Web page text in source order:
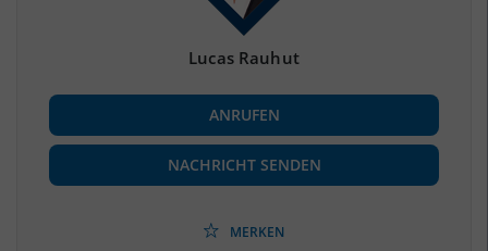
BESCHÄFTIGUNG
Beschäftigte
(Landkreis / Kreisfreie Stadt)
83.246
Lucas Rauhut
ANRUFEN
NACHRICHT SENDEN
MERKEN